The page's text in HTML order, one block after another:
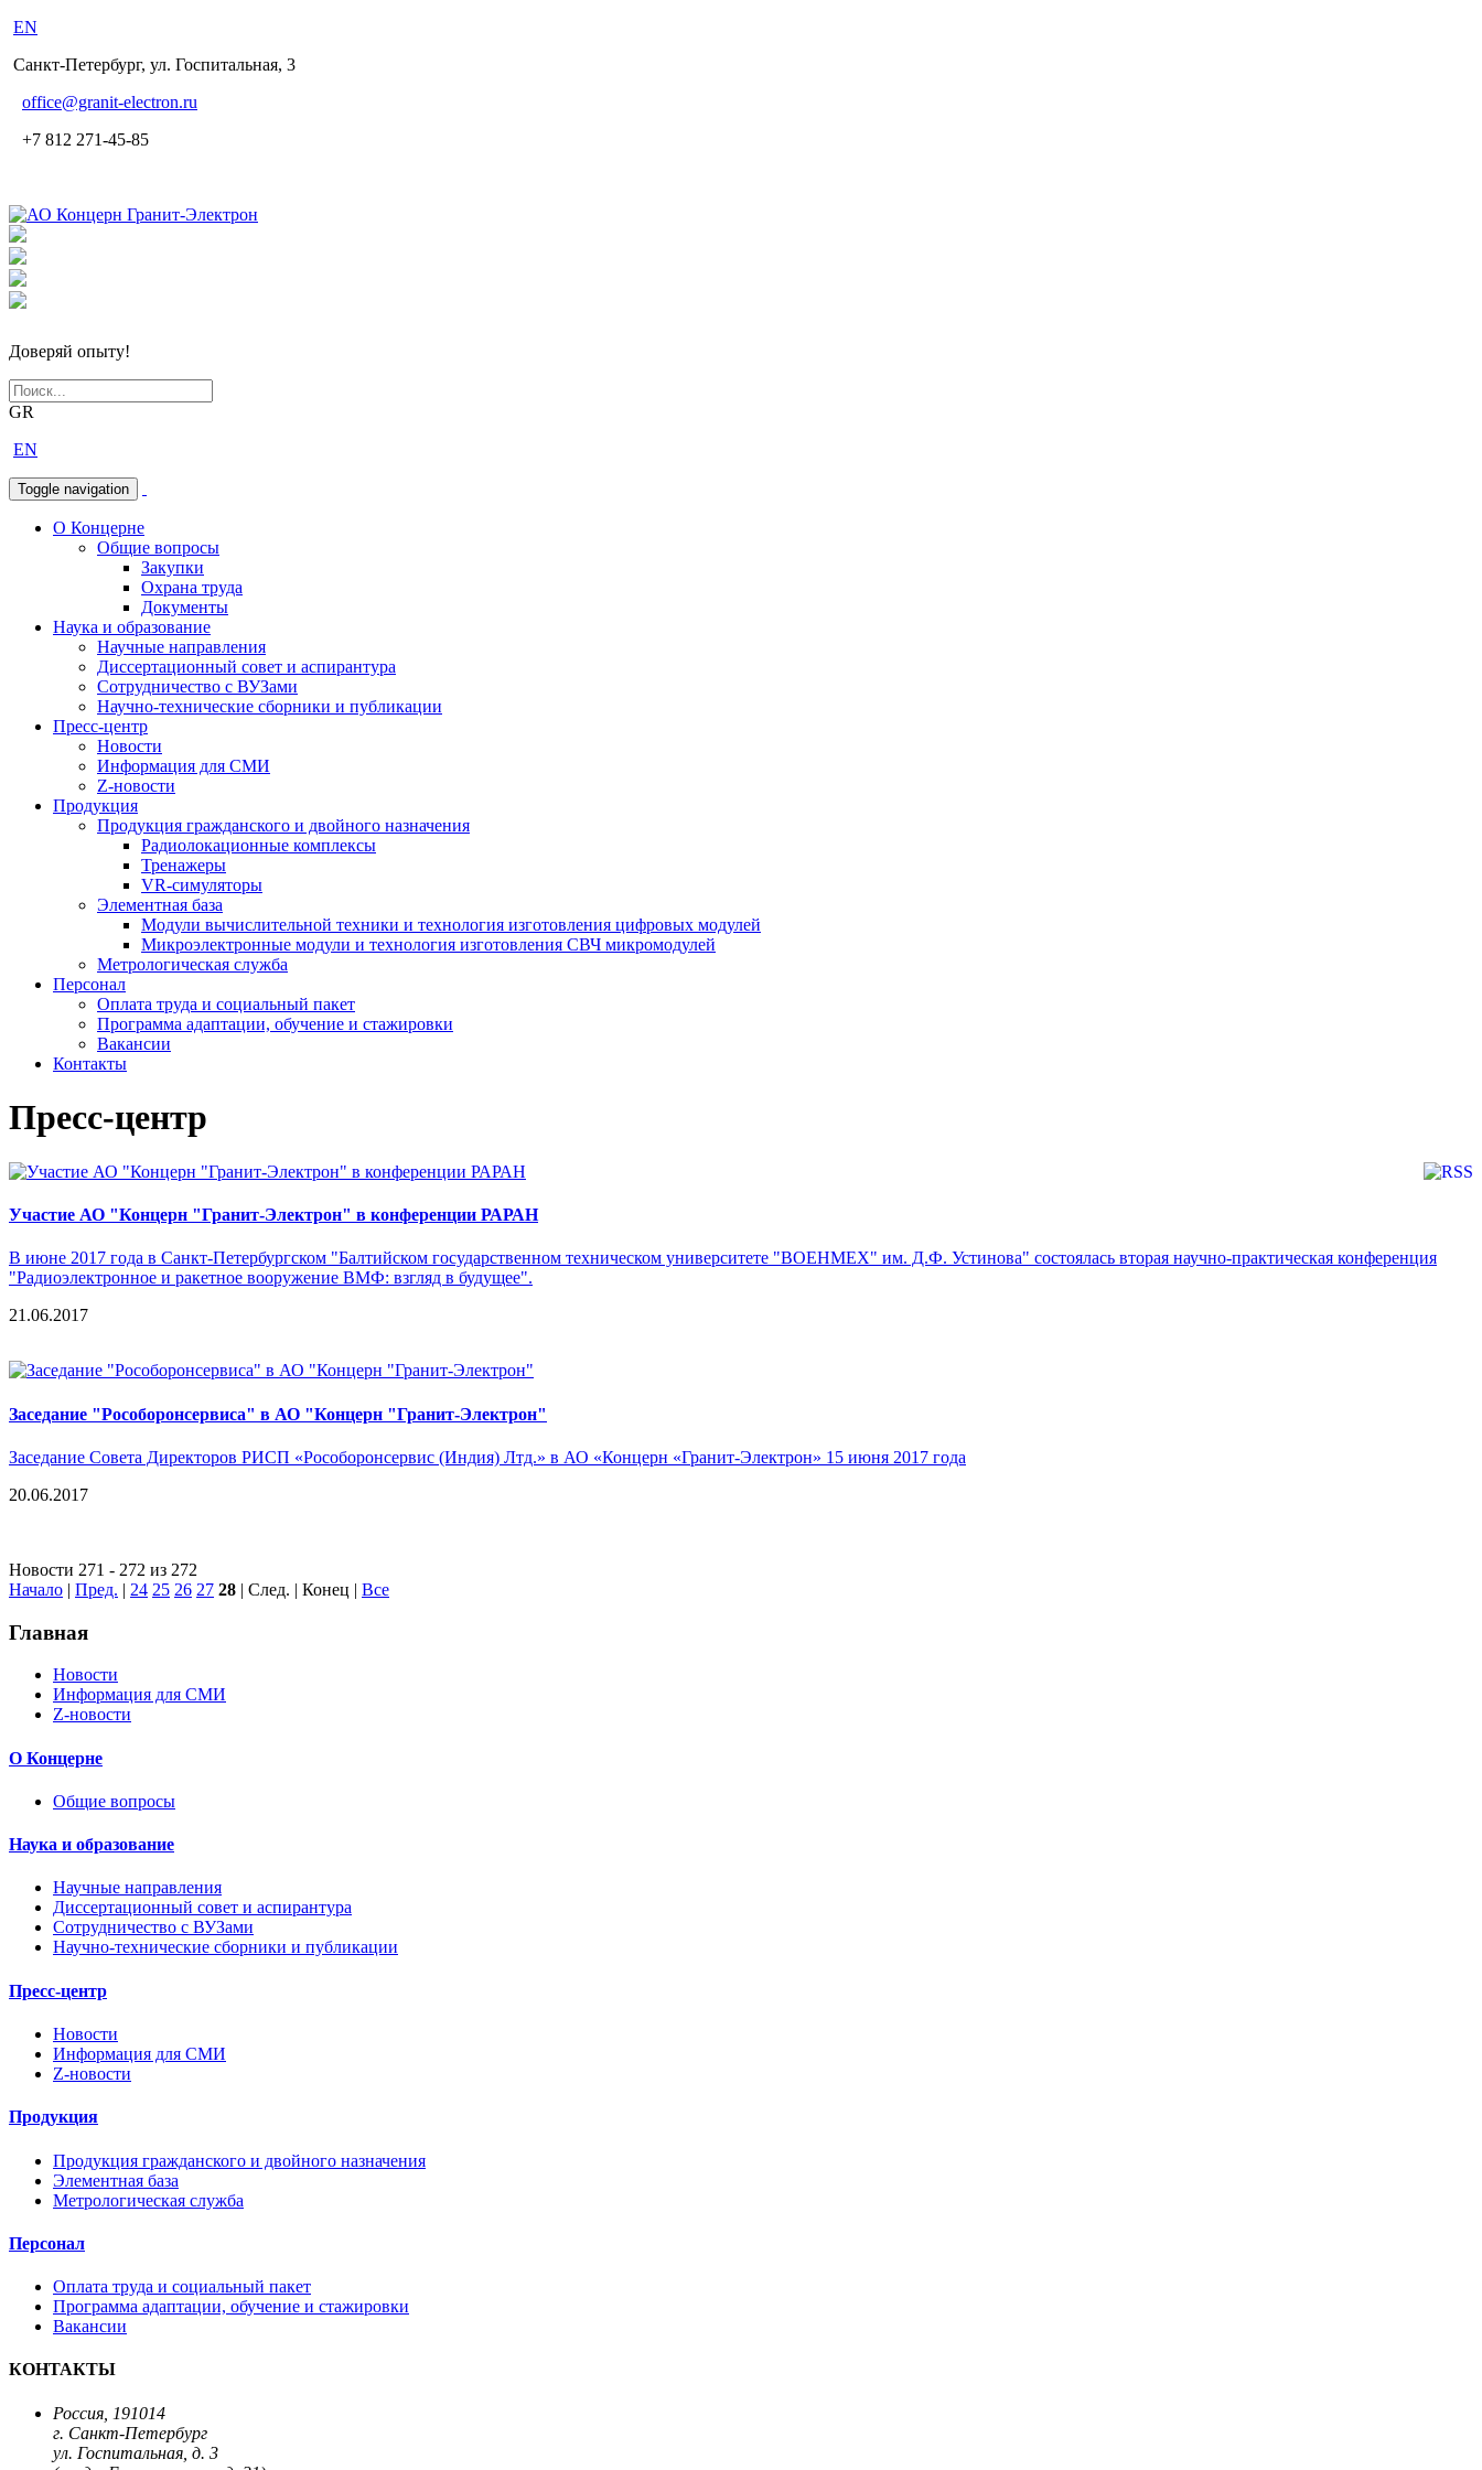
EN
Санкт-Петербург, ул. Госпитальная, 3
office@granit-electron.ru
+7 812 271-45-85
Доверяй опыту!
GR
EN
Toggle navigation
О Концерне
Общие вопросы
Закупки
Охрана труда
Документы
Наука и образование
Научные направления
Диссертационный совет и аспирантура
Сотрудничество с ВУЗами
Научно-технические сборники и публикации
Пресс-центр
Новости
Информация для СМИ
Z-новости
Продукция
Продукция гражданского и двойного назначения
Радиолокационные комплексы
Тренажеры
VR-симуляторы
Элементная база
Модули вычислительной техники и технология изготовления цифровых модулей
Микроэлектронные модули и технология изготовления СВЧ микромодулей
Метрологическая служба
Персонал
Оплата труда и социальный пакет
Программа адаптации, обучение и стажировки
Вакансии
Контакты
Пресс-центр
Участие АО "Концерн "Гранит-Электрон" в конференции РАРАН
В июне 2017 года в Санкт-Петербургском "Балтийском государственном техническом университете "ВОЕНМЕХ" им. Д.Ф. Устинова" состоялась вторая научно-практическая конференция
"Радиоэлектронное и ракетное вооружение ВМФ: взгляд в будущее".
21.06.2017
Заседание "Рособоронсервиса" в АО "Концерн "Гранит-Электрон"
Заседание Совета Директоров РИСП «Рособоронсервис (Индия) Лтд.» в АО «Концерн «Гранит-Электрон» 15 июня 2017 года
20.06.2017
Новости 271 - 272 из 272
Начало | Пред. | 24 25 26 27 28 | След. | Конец | Все
Главная
Новости
Информация для СМИ
Z-новости
О Концерне
Общие вопросы
Наука и образование
Научные направления
Диссертационный совет и аспирантура
Сотрудничество с ВУЗами
Научно-технические сборники и публикации
Пресс-центр
Новости
Информация для СМИ
Z-новости
Продукция
Продукция гражданского и двойного назначения
Элементная база
Метрологическая служба
Персонал
Оплата труда и социальный пакет
Программа адаптации, обучение и стажировки
Вакансии
КОНТАКТЫ
Россия, 191014
г. Санкт-Петербург
ул. Госпитальная, д. 3